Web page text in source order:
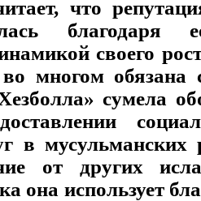
что
благодаря
своего
многом обязана
сумела
в
от других
она использует